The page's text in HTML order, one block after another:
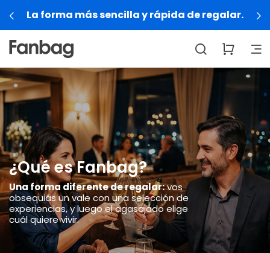
La forma más sencilla y rápida de regalar.
¿Qué es Fanbag?
Una forma diferente de regalar:vos
obsequiás un vale con una selección de
experiencias, y luego el agasajado elige
cuál quiere vivir.